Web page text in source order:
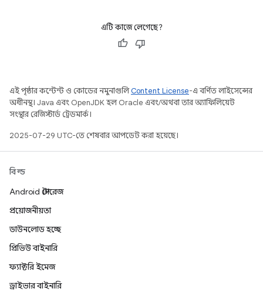
এটি কাজে লেগেছে?
এই পৃষ্ঠার কন্টেন্ট ও কোডের নমুনাগুলিContent License-এ বর্ণিত লাইসেন্সের
অধীনস্থ। Java এবং OpenJDK হল Oracle এবং/অথবা তার অ্যাফিলিয়েট
সংস্থার রেজিস্টার্ড ট্রেডমার্ক।
2025-07-29 UTC-তে শেষবার আপডেট করা হয়েছে।
বিল্ড
Android স্টোরেজ
প্রয়োজনীয়তা
ডাউনলোড হচ্ছে
প্রিভিউ বাইনারি
ফ্যাক্টরি ইমেজ
ড্রাইভার বাইনারি